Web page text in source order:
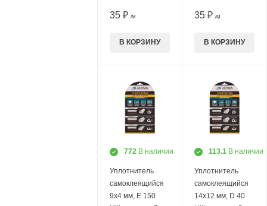
35 ₽ /М
В КОРЗИНУ
35 ₽ /М
В КОРЗИНУ
772 В наличии
Уплотнитель
самоклеящийся
9х4 мм, E 150
113.1 В наличии
Уплотнитель
самоклеящийся
14х12 мм, D 40